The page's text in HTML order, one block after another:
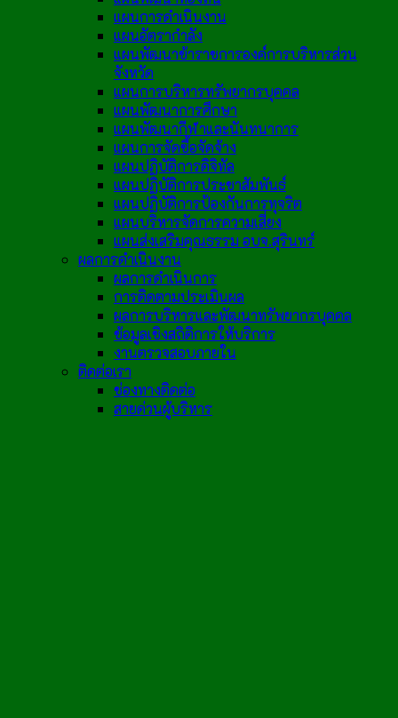
แผนการดำเนินงาน
แผนอัตรากำลัง
แผนพัฒนาข้าราชการองค์การบริหารส่วน
จังหวัด
แผนการบริหารทรัพยากรบุคคล
แผนพัฒนาการศึกษา
แผนพัฒนากีฬาและนันทนาการ
แผนการจัดซื้อจัดจ้าง
แผนปฏิบัติการดิจิทัล
แผนปฏิบัติการประชาสัมพันธ์
แผนปฏิบัติการป้องกันการทุจริต
แผนบริหารจัดการความเสี่ยง
แผนส่งเสริมคุณธรรม อบจ.สุรินทร์
ผลการดำเนินงาน
ผลการดำเนินการ
การติดตามประเมินผล
ผลการบริหารและพัฒนาทรัพยากรบุคคล
ข้อมูลเชิงสถิติการให้บริการ
งานตรวจสอบภายใน
ติดต่อเรา
ช่องทางติดต่อ
สายด่วนผู้บริหาร